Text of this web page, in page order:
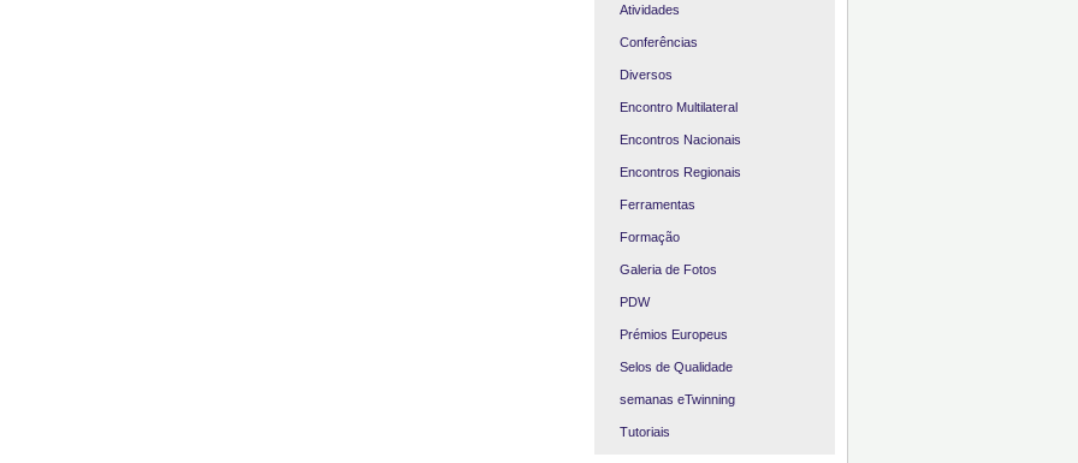
Atividades
Conferências
Diversos
Encontro Multilateral
Encontros Nacionais
Encontros Regionais
Ferramentas
Formação
Galeria de Fotos
PDW
Prémios Europeus
Selos de Qualidade
semanas eTwinning
Tutoriais